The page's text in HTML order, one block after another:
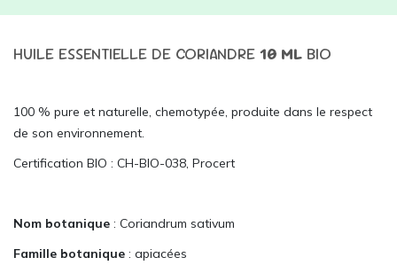
HUILE ESSENTIELLE DE CORIANDRE 10 ML BIO
100 % pure et naturelle, chemotypée, produite dans le respect
de son environnement.
Certification BIO : CH-BIO-038, Procert
Nom botanique : Coriandrum sativum
Famille botanique : apiacées